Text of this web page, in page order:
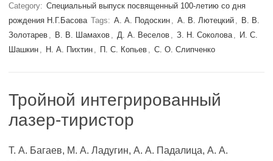
Category: Специальный выпуск посвященный 100-летию со дня
рождения Н.Г.Басова Tags: А. А. Подоскин , А. В. Лютецкий , В. В.
Золотарев , В. В. Шамахов , Д. А. Веселов , З. Н. Соколова , И. С.
Шашкин , Н. А. Пихтин , П. С. Копьев , С. О. Слипченко
Тройной интегрированный
лазер-тиристор
Т. А. Багаев, М. А. Ладугин, А. А. Падалица, А. А.